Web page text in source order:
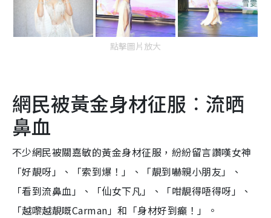
點擊圖片放大
網民被黃金身材征服︰流晒
鼻血
不少網民被關嘉敏的黃金身材征服，紛紛留言讚嘆女神
「好靚呀」、「索到爆！」、「靚到嚇親小朋友」、
「看到流鼻血」、「仙女下凡」、「咁靚得唔得呀」、
「越嚟越靚嘅Carman」和「身材好到癲！」。